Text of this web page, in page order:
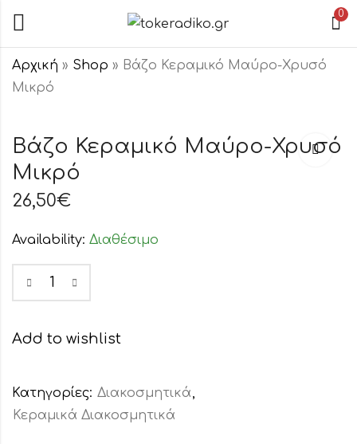
0
Αρχική » Shop » Βάζο Κεραμικό Μαύρο-Χρυσό
Μικρό
Μαύρο-Χρυσό
Μεγάλο
Μαύρο-Χρυσό
Μεσαίο
Βάζο Κεραμικό Μαύρο-Χρυσό
Μικρό
26,50€
Availability: Διαθέσιμο
Add to wishlist
Κατηγορίες: Διακοσμητικά,
Κεραμικά Διακοσμητικά